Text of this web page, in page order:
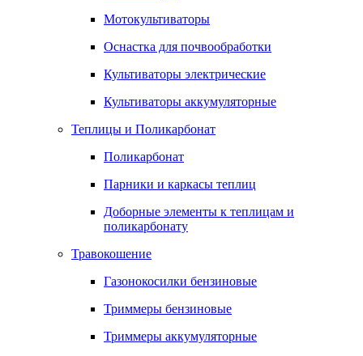
Мотокультиваторы
Оснастка для почвообработки
Культиваторы электрические
Культиваторы аккумуляторные
Теплицы и Поликарбонат
Поликарбонат
Парники и каркасы теплиц
Доборные элементы к теплицам и
поликарбонату
Травокошение
Газонокосилки бензиновые
Триммеры бензиновые
Триммеры аккумуляторные